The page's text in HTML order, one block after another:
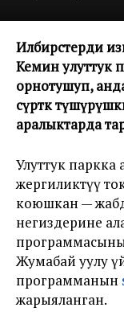
Илбирстерди
Кемин улуттук
орнотушуп,
сүрөткө
аралыктарда
Улуттук
жергиликтүү
коюшкан —
негиздерине
Жумабай уулу
программанын
жарыяланган.